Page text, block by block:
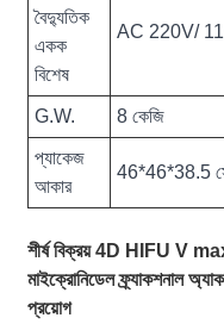
বৈদ্যুতিক
একক
বিশেষ
AC 220V/
G.W. 8 কেজি
প্যাকেজ
আকার
46*46*38.5
শীর্ষ বিক্রয় 4D HIFU V
মাইক্রোনিডেল ফ্র্যাকশনাল
প্রয়োগ